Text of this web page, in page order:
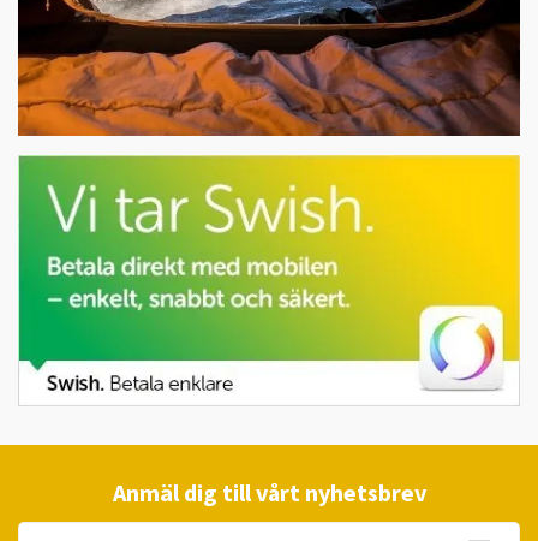
Anmäl dig till vårt nyhetsbrev